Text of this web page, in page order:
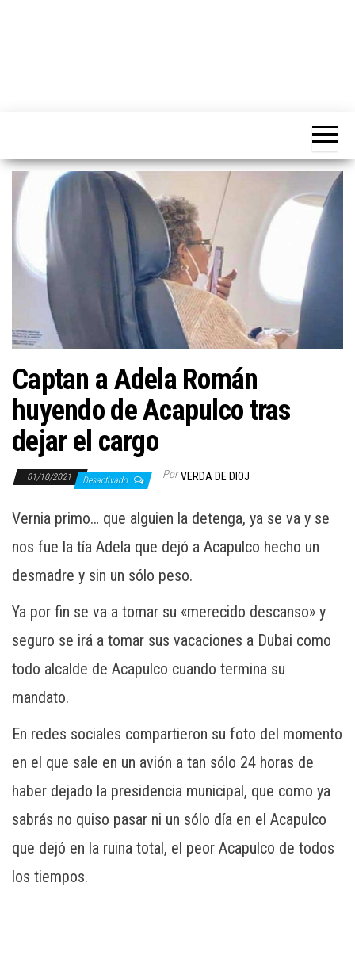
Captan a Adela Román
huyendo de Acapulco tras
dejar el cargo
01/10/2021 Desactivado Por VERDA DE DIOJ
Vernia primo… que alguien la detenga, ya se va y se
nos fue la tía Adela que dejó a Acapulco hecho un
desmadre y sin un sólo peso.
Ya por fin se va a tomar su «merecido descanso» y
seguro se irá a tomar sus vacaciones a Dubai como
todo alcalde de Acapulco cuando termina su
mandato.
En redes sociales compartieron su foto del momento
en el que sale en un avión a tan sólo 24 horas de
haber dejado la presidencia municipal, que como ya
sabrás no quiso pasar ni un sólo día en el Acapulco
que dejó en la ruina total, el peor Acapulco de todos
los tiempos.